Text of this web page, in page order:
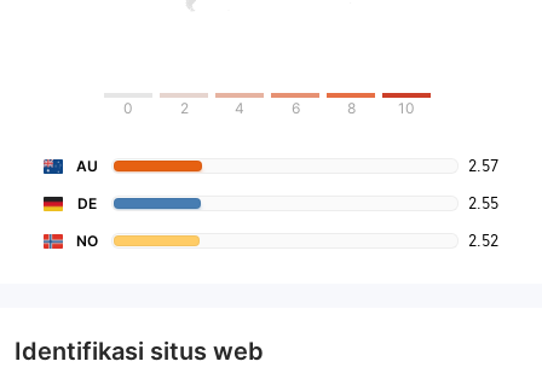
0 2 4 6 8 10
AU 2.57
DE 2.55
NO 2.52
Identifikasi situs web